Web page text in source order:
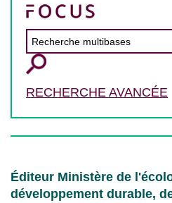
RECHERCHE AVANCÉE
Éditeur Ministère de
développement durable,